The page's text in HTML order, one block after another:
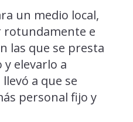
un medio local,
rotundamente e
las que se presta
elevarlo a
a que se
personal fijo y